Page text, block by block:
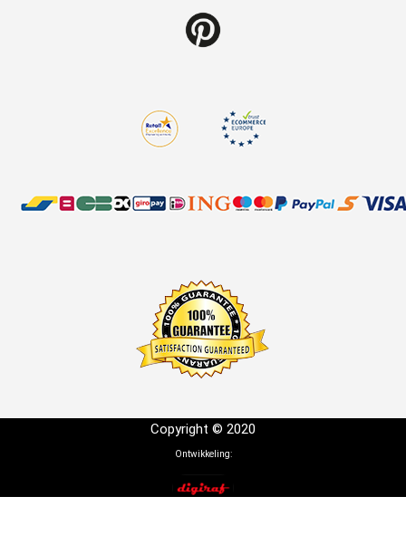
Copyright © 2020
Ontwikkeling: